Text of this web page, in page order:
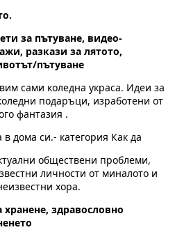
за пътуване, видео-
разкази за лятото,
пътуване
сами коледна украса. Идеи за
подаръци, изработени от
фантазия .
дома си.- категория Как да
обществени проблеми,
личности от миналото и
хора.
здравословно